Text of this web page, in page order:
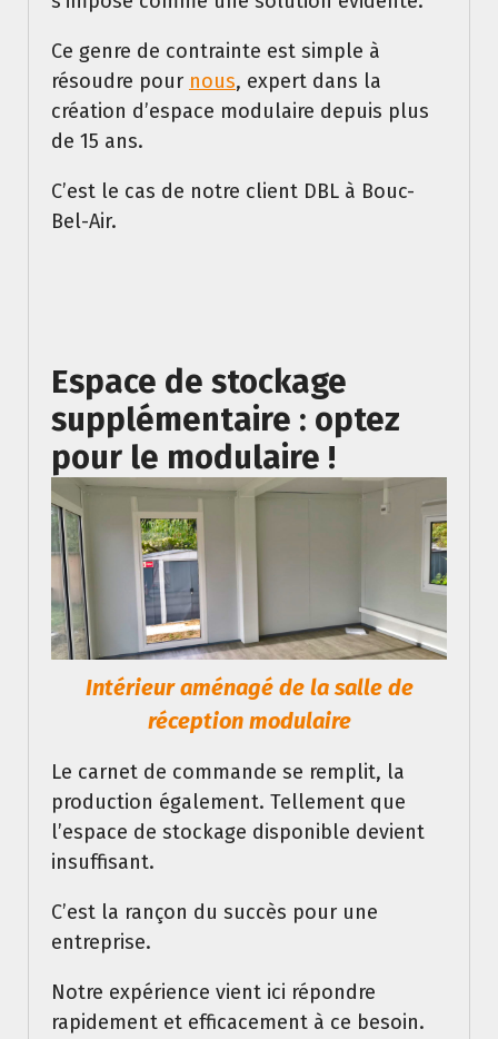
Ce genre de contrainte est simple à
résoudre pour nous, expert dans la
création d’espace modulaire depuis plus
de 15 ans.
C’est le cas de notre client DBL à Bouc-
Bel-Air.
Espace de stockage
supplémentaire : optez
pour le modulaire !
Intérieur aménagé de la salle de
réception modulaire
Le carnet de commande se remplit, la
production également. Tellement que
l’espace de stockage disponible devient
insuffisant.
C’est la rançon du succès pour une
entreprise.
Notre expérience vient ici répondre
rapidement et efficacement à ce besoin.